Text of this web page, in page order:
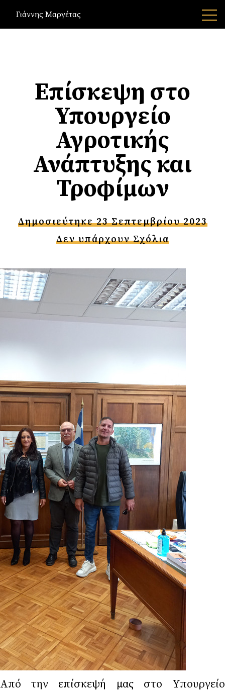
Γιάννης Μαργέτας
Επίσκεψη στο
Υπουργείο
Αγροτικής
Ανάπτυξης και
Τροφίμων
Δημοσιεύτηκε 23 Σεπτεμβρίου 2023
Δεν υπάρχουν Σχόλια
Από την επίσκεψή μας στο Υπουργείο